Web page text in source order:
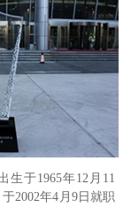
生于1965年12月11
2002年4月9日就职